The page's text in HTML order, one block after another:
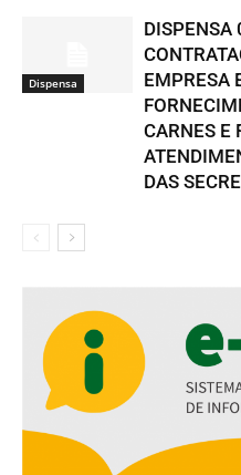
Dispensa
EMPRESA
CARNES E
DAS